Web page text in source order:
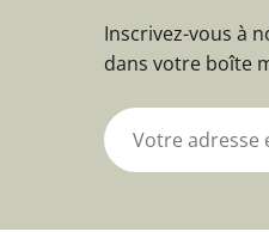
Inscrivez-vous à
dans votre boîte